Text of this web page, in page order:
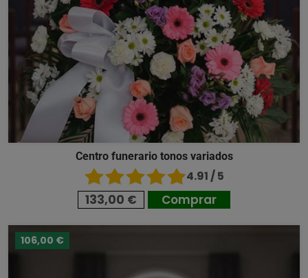
Centro funerario tonos variados
4.91 / 5
133,00 € Comprar
106,00 €